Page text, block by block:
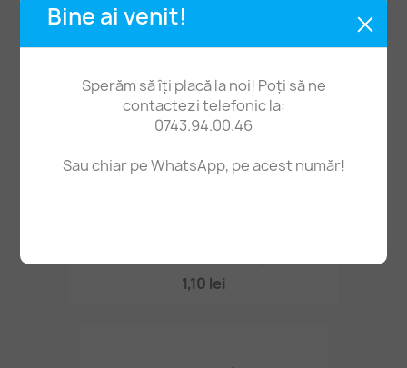
Bine ai venit!
Sperăm să îți placă la noi! Poți să ne
contactezi telefonic la:
0743.94.00.46
Sau chiar pe WhatsApp, pe acest număr!
1,10 lei